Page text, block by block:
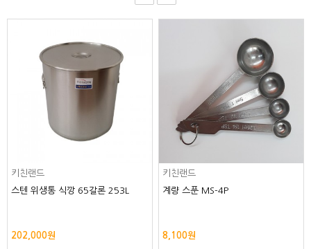
키친랜드
스텐 위생통 식깡 65갈론 253L
202,000원
키친랜드
계량 스푼 MS-4P
8,100원